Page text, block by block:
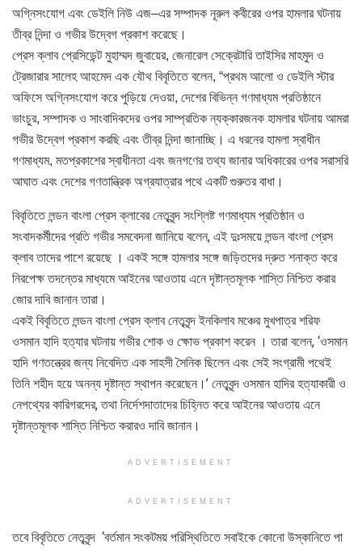
অগ্নিসংযোগ এবং ডেইলি নিউ এজ–এর সম্পাদক নূরুল কবীরের ওপর হামলার ঘটনায়
তীব্র নিন্দা ও গভীর উদ্বেগ প্রকাশ করেছে।
প্রেস ক্লাব প্রেসিডেন্ট মুহাম্মদ জুবায়ের, জেনারেল সেক্রেটারি তাইসির মাহমুদ ও
ট্রেজারার সালেহ আহমেদ এক যৌথ বিবৃতিতে বলেন, “প্রথম আলো ও ডেইলি স্টার
অফিসে অগ্নিসংযোগ করে পুড়িয়ে দেওয়া, দেশের বিভিন্ন গণমাধ্যম প্রতিষ্ঠানে
ভাংচুর, সম্পাদক ও সাংবাদিকদের ওপর সাম্প্রতিক ন্যক্কারজনক হামলার ঘটনায় আমরা
গভীর উদ্বেগ প্রকাশ করছি এবং তীব্র নিন্দা জানাচ্ছি। এ ধরনের হামলা স্বাধীন
গণমাধ্যম, মতপ্রকাশের স্বাধীনতা এবং জনগণের তথ্য জানার অধিকারের ওপর সরাসরি
আঘাত এবং দেশের গণতান্ত্রিক অগ্রযাত্রার পথে একটি গুরুতর বাধা।
বিবৃতিতে লন্ডন বাংলা প্রেস ক্লাবের নেতৃবৃন্দ সংশ্লিষ্ট গণমাধ্যম প্রতিষ্ঠান ও
সংবাদকর্মীদের প্রতি গভীর সমবেদনা জানিয়ে বলেন, এই দুঃসময়ে লন্ডন বাংলা প্রেস
ক্লাব তাদের পাশে রয়েছে । একই সঙ্গে হামলার সঙ্গে জড়িতদের দ্রুত শনাক্ত করে
নিরপেক্ষ তদন্তের মাধ্যমে আইনের আওতায় এনে দৃষ্টান্তমূলক শাস্তি নিশ্চিত করার
জোর দাবি জানান তারা।
একই বিবৃতিতে লন্ডন বাংলা প্রেস ক্লাব নেতৃবৃন্দ ইনকিলাব মঞ্চের মুখপাত্র শরিফ
ওসমান হাদি হত্যার ঘটনায় গভীর শোক ও ক্ষোভ প্রকাশ করেন । তারা বলেন, ‘ওসমান
হাদি গণতন্ত্রের জন্য নিবেদিত এক সাহসী সৈনিক ছিলেন এবং সেই সংগ্রামী পথেই
তিনি শহীদ হয়ে অনন্য দৃষ্টান্ত স্থাপন করেছেন।’ নেতৃবৃন্দ ওসমান হাদির হত্যাকারী ও
নেপথ্যের কারিগরদের, তথা নির্দেশদাতাদের চিহ্নিত করে আইনের আওতায় এনে
দৃষ্টান্তমূলক শাস্তি নিশ্চিত করারও দাবি জানান।
ADVERTISEMENT
ADVERTISEMENT
তবে বিবৃতিতে নেতৃবৃন্দ ‘বর্তমান সংকটময় পরিস্থিতিতে সবাইকে কোনো উস্কানিতে পা